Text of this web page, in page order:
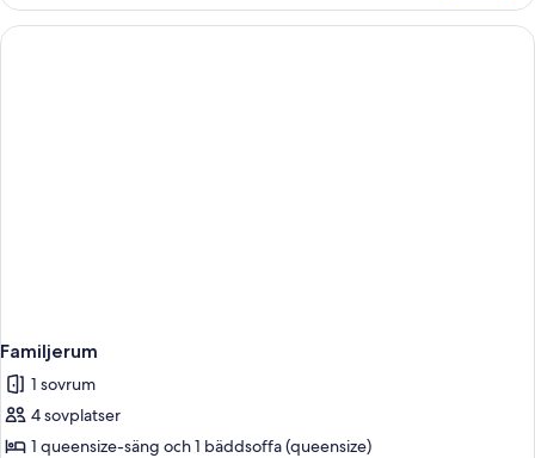
Familjerum
1 sovrum
4 sovplatser
1 queensize-säng och 1 bäddsoffa (queensize)